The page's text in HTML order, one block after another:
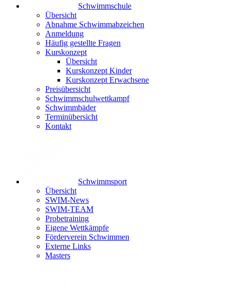
Schwimm­schule
Übersicht
Ab­nah­me Schwimm­ab­zei­chen
Anmeldung
Häufig gestellte Fragen
Kurs­konzept
Übersicht
Kurskonzept Kinder
Kurskonzept Erwachsene
Preis­über­sicht
Schwimm­schul­wett­kampf
Schwimm­bäder
Terminübersicht
Kontakt
Schwimm­sport
Übersicht
SWIM-News
SWIM-TEAM
Probe­training
Eigene Wettkämpfe
Förderverein Schwimmen
Externe Links
Masters